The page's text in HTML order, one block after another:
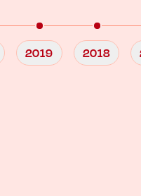
2019 2018